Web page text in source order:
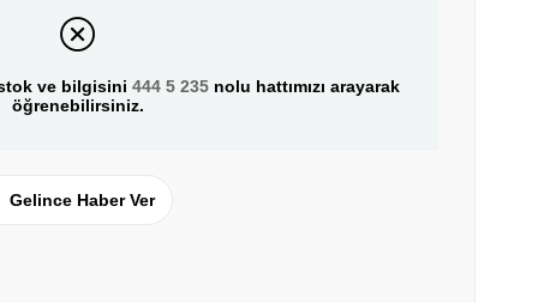
ve bilgisini 444 5 235nolu hattımızı arayarak
öğrenebilirsiniz.
Gelince Haber Ver